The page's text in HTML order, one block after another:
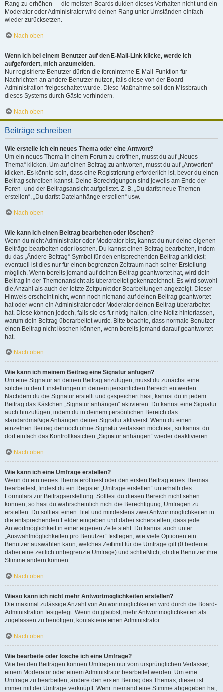
Rang zu erhöhen — die meisten Boards dulden dieses Verhalten nicht und ein
Moderator oder Administrator wird deinen Rang unter Umständen einfach
wieder zurücksetzen.
Nach oben
Wenn ich bei einem Benutzer auf den E-Mail-Link klicke, werde ich
aufgefordert, mich anzumelden.
Nur registrierte Benutzer dürfen die foreninterne E-Mail-Funktion für
Nachrichten an andere Benutzer nutzen, falls diese von der Board-
Administration freigeschaltet wurde. Diese Maßnahme soll den Missbrauch
dieses Systems durch Gäste verhindern.
Nach oben
Beiträge schreiben
Wie erstelle ich ein neues Thema oder eine Antwort?
Um ein neues Thema in einem Forum zu eröffnen, musst du auf „Neues
Thema“ klicken. Um auf einen Beitrag zu antworten, musst du auf „Antworten“
klicken. Es könnte sein, dass eine Registrierung erforderlich ist, bevor du einen
Beitrag schreiben kannst. Deine Berechtigungen sind jeweils am Ende der
Foren- und der Beitragsansicht aufgelistet. Z. B. „Du darfst neue Themen
erstellen“, „Du darfst Dateianhänge erstellen“ usw.
Nach oben
Wie kann ich einen Beitrag bearbeiten oder löschen?
Wenn du nicht Administrator oder Moderator bist, kannst du nur deine eigenen
Beiträge bearbeiten oder löschen. Du kannst einen Beitrag bearbeiten, indem
du das „Ändere Beitrag“-Symbol für den entsprechenden Beitrag anklickst;
eventuell ist dies nur für einen begrenzten Zeitraum nach seiner Erstellung
möglich. Wenn bereits jemand auf deinen Beitrag geantwortet hat, wird dein
Beitrag in der Themenansicht als überarbeitet gekennzeichnet. Es wird sowohl
die Anzahl als auch der letzte Zeitpunkt der Bearbeitungen angezeigt. Dieser
Hinweis erscheint nicht, wenn noch niemand auf deinen Beitrag geantwortet
hat oder wenn ein Administrator oder Moderator deinen Beitrag überarbeitet
hat. Diese können jedoch, falls sie es für nötig halten, eine Notiz hinterlassen,
warum dein Beitrag überarbeitet wurde. Bitte beachte, dass normale Benutzer
einen Beitrag nicht löschen können, wenn bereits jemand darauf geantwortet
hat.
Nach oben
Wie kann ich meinem Beitrag eine Signatur anfügen?
Um eine Signatur an deinen Beitrag anzufügen, musst du zunächst eine
solche in den Einstellungen in deinem persönlichen Bereich entwerfen.
Nachdem du die Signatur erstellt und gespeichert hast, kannst du in jedem
Beitrag das Kästchen „Signatur anhängen“ aktivieren. Du kannst eine Signatur
auch hinzufügen, indem du in deinem persönlichen Bereich das
standardmäßige Anhängen deiner Signatur aktivierst. Wenn du einen
einzelnen Beitrag dennoch ohne Signatur verfassen möchtest, so kannst du
dort einfach das Kontrollkästchen „Signatur anhängen“ wieder deaktivieren.
Nach oben
Wie kann ich eine Umfrage erstellen?
Wenn du ein neues Thema eröffnest oder den ersten Beitrag eines Themas
bearbeitest, findest du ein Register „Umfrage erstellen“ unterhalb des
Formulars zur Beitragserstellung. Solltest du diesen Bereich nicht sehen
können, so hast du wahrscheinlich nicht die Berechtigung, Umfragen zu
erstellen. Du solltest einen Titel und mindestens zwei Antwortmöglichkeiten in
die entsprechenden Felder eingeben und dabei sicherstellen, dass jede
Antwortmöglichkeit in einer eigenen Zeile steht. Du kannst auch unter
„Auswahlmöglichkeiten pro Benutzer“ festlegen, wie viele Optionen ein
Benutzer auswählen kann, welches Zeitlimit für die Umfrage gilt (0 bedeutet
dabei eine zeitlich unbegrenzte Umfrage) und schließlich, ob die Benutzer ihre
Stimme ändern können.
Nach oben
Wieso kann ich nicht mehr Antwortmöglichkeiten erstellen?
Die maximal zulässige Anzahl von Antwortmöglichkeiten wird durch die Board-
Administration festgelegt. Wenn du glaubst, mehr Antwortmöglichkeiten als
zugelassen zu benötigen, kontaktiere einen Administrator.
Nach oben
Wie bearbeite oder lösche ich eine Umfrage?
Wie bei den Beiträgen können Umfragen nur vom ursprünglichen Verfasser,
einem Moderator oder einem Administrator bearbeitet werden. Um eine
Umfrage zu bearbeiten, ändere den ersten Beitrag des Themas; dieser ist
immer mit der Umfrage verknüpft. Wenn niemand eine Stimme abgegeben hat,